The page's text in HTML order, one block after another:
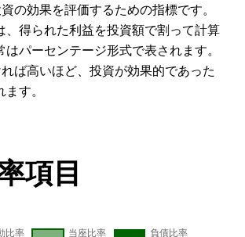
の効果を評価するための指標です。
、得られた利益を投資額で割って計算
はパーセンテージ形式で表されます。
ば高いほど、投資が効果的であった
す。
項目